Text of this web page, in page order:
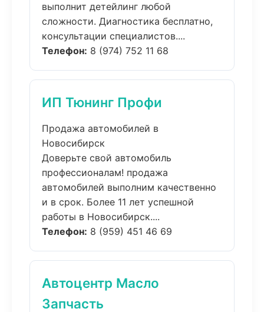
выполнит детейлинг любой
сложности. Диагностика бесплатно,
консультации специалистов....
Телефон: 8 (974) 752 11 68
ИП Тюнинг Профи
Продажа автомобилей в
Новосибирск
Доверьте свой автомобиль
профессионалам! продажа
автомобилей выполним качественно
и в срок. Более 11 лет успешной
работы в Новосибирск....
Телефон: 8 (959) 451 46 69
Автоцентр Масло
Запчасть